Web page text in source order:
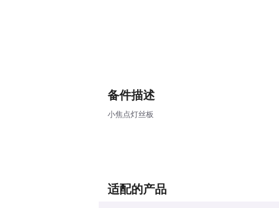
备件描述
小焦点灯丝板
适配的产品